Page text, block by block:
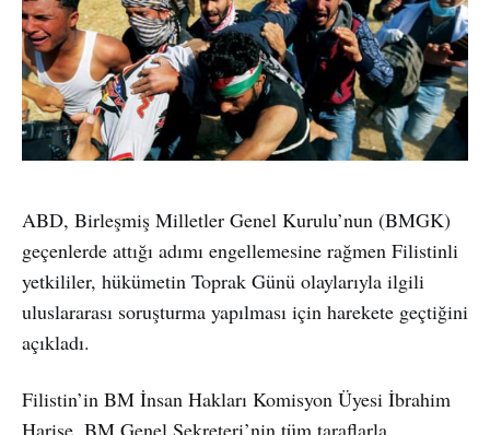
ABD, Birleşmiş Milletler Genel Kurulu’nun (BMGK)
geçenlerde attığı adımı engellemesine rağmen Filistinli
yetkililer, hükümetin Toprak Günü olaylarıyla ilgili
uluslararası soruşturma yapılması için harekete geçtiğini
açıkladı.
Filistin’in BM İnsan Hakları Komisyon Üyesi İbrahim
Harişe, BM Genel Sekreteri’nin tüm taraflarla